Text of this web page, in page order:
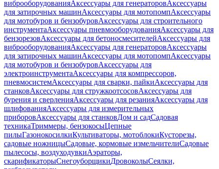
виброоборудованияАксессуары для генераторовАксессуары
для затирочных машинАксессуары для мотопомпАксессуары
для мотобуров и бензобуровАксессуары для строительного
инструментаАксессуары пневмооборудованияАксессуары для
бензорезовАксессуары для бетоносмесителейАксессуары для
виброоборудованияАксессуары для генераторовАксессуары
для затирочных машинАксессуары для мотопомпАксессуары
для мотобуров и бензобуровАксессуары для
электроинструментаАксессуары для компрессоров,
пневмосистемАксессуары для сварки, пайкиАксессуары для
станковАксессуары для стружкоотсосовАксессуары для
бурения и сверленияАксессуары для резанияАксессуары для
шлифованияАксессуары для измерительных
приборовАксессуары для станковДом и садСадовая
техникаТриммеры, бензокосыЦепные
пилыГазонокосилкиКультиваторы, мотоблокиКусторезы,
садовые ножницыСадовые, кормовые измельчителиСадовые
пылесосы, воздуходувкиАэраторы,
скарификаторыСнегоуборщикиДровоколыСеялки,